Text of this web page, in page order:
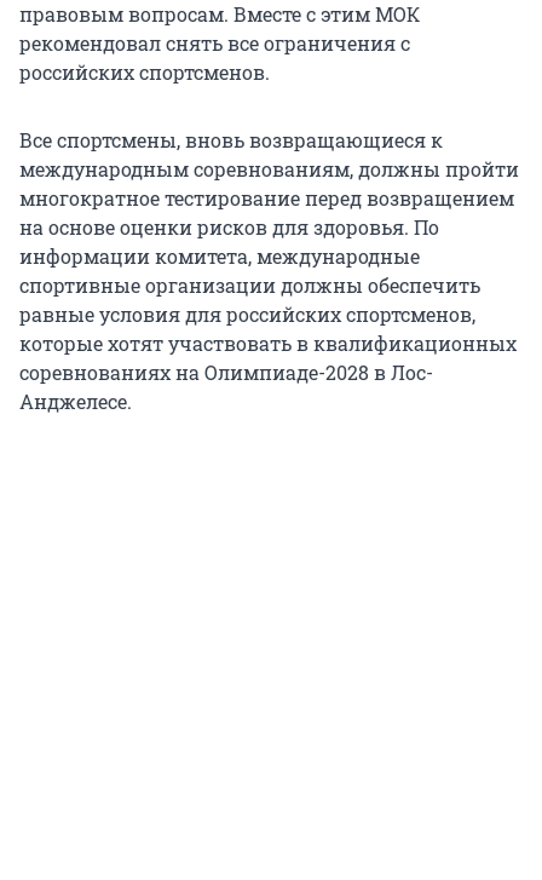
правовым вопросам. Вместе с этим МОК
рекомендовал снять все ограничения с
российских спортсменов.
Все спортсмены, вновь возвращающиеся к
международным соревнованиям, должны пройти
многократное тестирование перед возвращением
на основе оценки рисков для здоровья. По
информации комитета, международные
спортивные организации должны обеспечить
равные условия для российских спортсменов,
которые хотят участвовать в квалификационных
соревнованиях на Олимпиаде-2028 в Лос-
Анджелесе.